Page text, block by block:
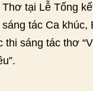
tại Lễ Tổng
tác Ca khúc,
thi sáng tác thơ